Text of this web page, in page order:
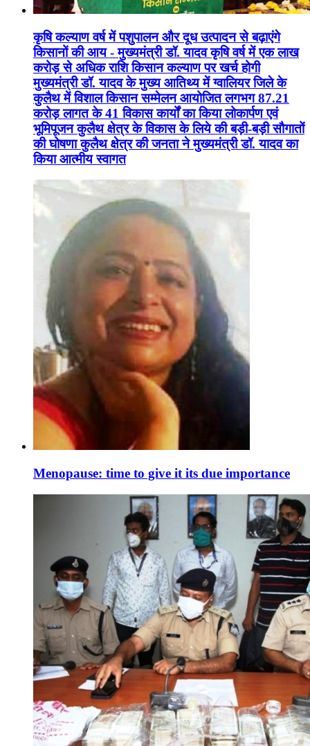
कृषि कल्याण वर्ष में पशुपालन और दूध उत्पादन से बढ़ाएंगे
किसानों की आय - मुख्यमंत्री डॉ. यादव कृषि वर्ष में एक लाख
करोड़ से अधिक राशि किसान कल्याण पर खर्च होगी
मुख्यमंत्री डॉ. यादव के मुख्य आतिथ्य में ग्वालियर जिले के
कुलैथ में विशाल किसान सम्मेलन आयोजित लगभग 87.21
करोड़ लागत के 41 विकास कार्यों का किया लोकार्पण एवं
भूमिपूजन कुलैथ क्षेत्र के विकास के लिये की बड़ी-बड़ी सौगातों
की घोषणा कुलैथ क्षेत्र की जनता ने मुख्यमंत्री डॉ. यादव का
किया आत्मीय स्वागत
Menopause: time to give it its due importance